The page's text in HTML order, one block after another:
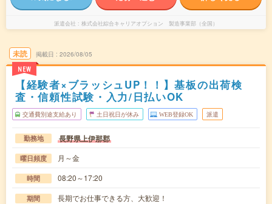
派遣会社 株式会社綜合キャリアオプション 製造事業部（全国）
未読
NEW
掲載日 2026/08/05
【経験者×ブラッシュUP！！】基板の出荷検
査・信頼性試験・入力/日払いOK
交通費別途支給あり 土日祝日が休み WEB登録OK 派遣
勤務地 長野県上伊那郡
曜日頻度 月～金
時間 08:20～17:20
期間 長期でお仕事できる方、大歓迎！